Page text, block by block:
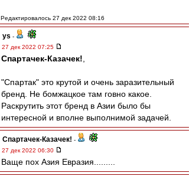
Редактировалось 27 дек 2022 08:16
ys -
27 дек 2022 07:25
Спартачек-Казачек!
"Спартак" это крутой и очень заразительный
бренд. Не бомжацкое там говно какое.
Раскрутить этот бренд в Азии было бы
интересной и вполне выполнимой задачей.
Спартачек-Казачек! -
27 дек 2022 06:30
Ваще пох Азия Евразия.........